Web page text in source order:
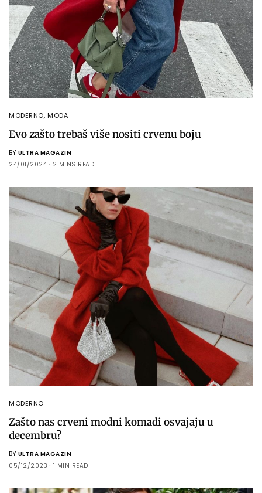
MODERNO, MODA
Evo zašto trebaš više nositi crvenu boju
BY ULTRA MAGAZIN
24/01/2024
2 MINS READ
MODERNO
Zašto nas crveni modni komadi osvajaju u
decembru?
BY ULTRA MAGAZIN
05/12/2023
1 MIN READ